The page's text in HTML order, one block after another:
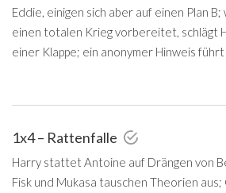
Eddie, einigen sich aber auf einen Plan
einen totalen Krieg vorbereitet, schlägt
einer Klappe; ein anonymer Hinweis führt
1x4 – Rattenfalle
Harry stattet Antoine auf Drängen von
Fisk und Mukasa tauschen Theorien